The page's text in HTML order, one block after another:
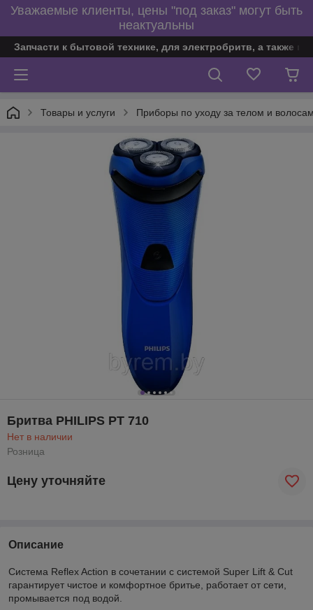
Уважаемые клиенты, цены "под заказ" могут быть
неактуальны
Запчасти к бытовой технике, для электробритв, а также
Товары и услуги Приборы по уходу за телом и
Бритва PHILIPS PT 710
Нет в наличии
Розница
Цену уточняйте
Описание
Система Reflex Action в сочетании с системой Super Lift & Cut
гарантирует чистое и комфортное бритье, работает от сети,
промывается под водой.